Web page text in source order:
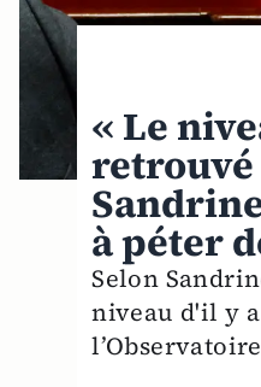
« Le
retrouvé
à péter
Selon
niveau d'il y a